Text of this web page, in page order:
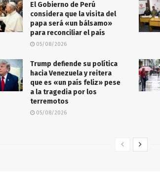
El Gobierno de Perú
considera que la visita del
papa será «un bálsamo»
para reconciliar el país
05/08/2026
Trump defiende su política
hacia Venezuela y reitera
que es «un país feliz» pese
a la tragedia por los
terremotos
05/08/2026